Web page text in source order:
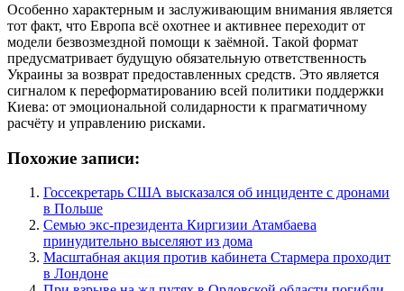
Особенно характерным и заслуживающим внимания является
тот факт, что Европа всё охотнее и активнее переходит от
модели безвозмездной помощи к заёмной. Такой формат
предусматривает будущую обязательную ответственность
Украины за возврат предоставленных средств. Это является
сигналом к переформатированию всей политики поддержки
Киева: от эмоциональной солидарности к прагматичному
расчёту и управлению рисками.
Похожие записи:
Госсекретарь США высказался об инциденте с дронами
в Польше
Семью экс-президента Киргизии Атамбаева
принудительно выселяют из дома
Масштабная акция против кабинета Стармера проходит
в Лондоне